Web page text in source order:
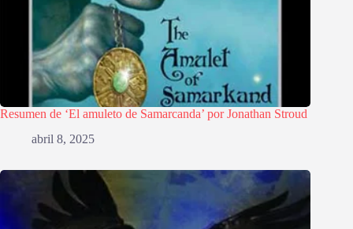
Resumen de ‘El amuleto de Samarcanda’ por Jonathan Stroud
abril 8, 2025